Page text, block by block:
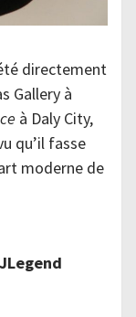
directement
Gallery à
à Daly City,
qu’il fasse
moderne de